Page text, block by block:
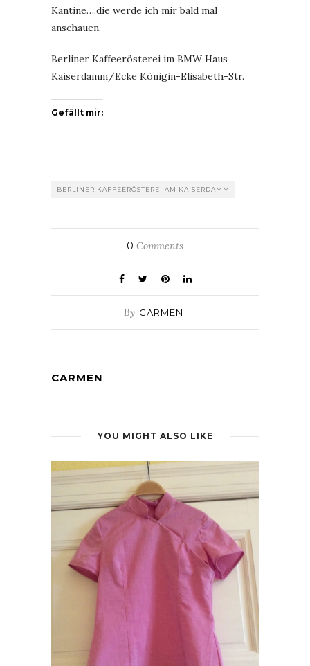
Kantine….die werde ich mir bald mal
anschauen.
Berliner Kaffeerösterei im BMW Haus
Kaiserdamm/Ecke Königin-Elisabeth-Str.
Gefällt mir:
BERLINER KAFFEERÖSTEREI AM KAISERDAMM
0 Comments
By CARMEN
CARMEN
YOU MIGHT ALSO LIKE